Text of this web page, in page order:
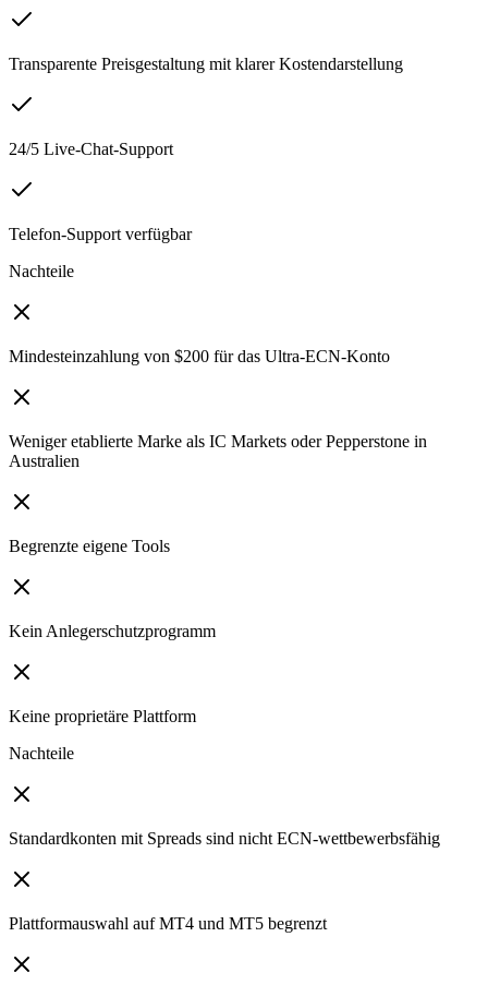
Transparente Preisgestaltung mit klarer Kostendarstellung
24/5 Live-Chat-Support
Telefon-Support verfügbar
Nachteile
Mindesteinzahlung von $200 für das Ultra-ECN-Konto
Weniger etablierte Marke als IC Markets oder Pepperstone in
Australien
Begrenzte eigene Tools
Kein Anlegerschutzprogramm
Keine proprietäre Plattform
Nachteile
Standardkonten mit Spreads sind nicht ECN-wettbewerbsfähig
Plattformauswahl auf MT4 und MT5 begrenzt